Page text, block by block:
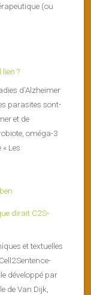
(ou
?
d’Alzheimer
parasites sont-
et de
oméga-3
Les
dirait C2S-
et textuelles
développé par
de Van Dijk,